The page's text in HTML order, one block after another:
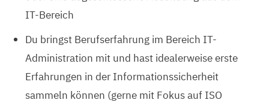
IT-Bereich
Du bringst Berufserfahrung im Bereich IT-
Administration mit und hast idealerweise erste
Erfahrungen in der Informationssicherheit
sammeln können (gerne mit Fokus auf ISO